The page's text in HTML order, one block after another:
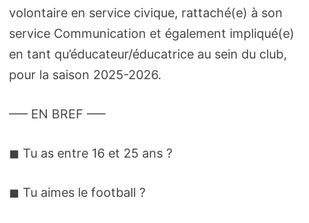
volontaire en service civique, rattaché(e) à son
service Communication et également impliqué(e)
en tant qu’éducateur/éducatrice au sein du club,
pour la saison 2025-2026.
—– EN BREF —–
◼ Tu as entre 16 et 25 ans ?
◼ Tu aimes le football ?